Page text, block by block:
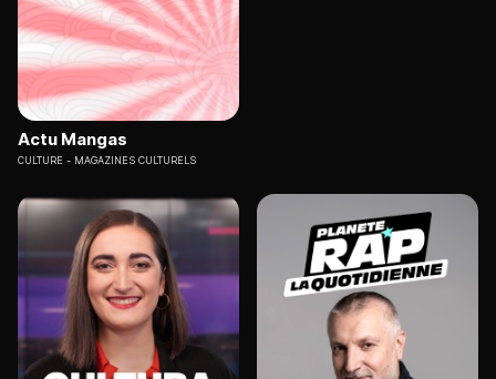
Actu Mangas
CULTURE MAGAZINES CULTURELS